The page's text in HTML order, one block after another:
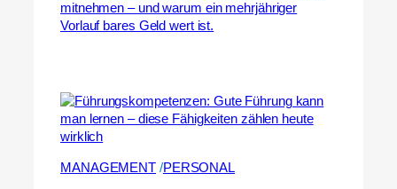
mitnehmen – und warum ein mehrjähriger
Vorlauf bares Geld wert ist.
MANAGEMENT /PERSONAL